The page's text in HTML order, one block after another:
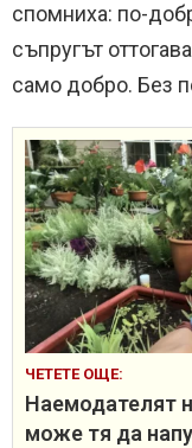
спомниха: по-
съпругът
само добро. Без
ЧЕТЕТЕ ОЩЕ:
Наемодателят
може тя да